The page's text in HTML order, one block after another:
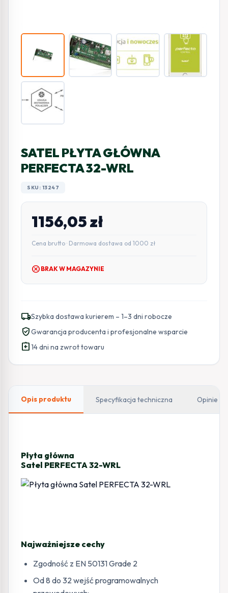
SATEL PŁYTA GŁÓWNA
PERFECTA 32-WRL
SKU: 13247
1156,05zł
Cena brutto · Darmowa dostawa od 1000 zł
cancel BRAK W MAGAZYNIE
local_shippingSzybka dostawa kurierem – 1–3 dni robocze
verified_userGwarancja producenta i profesjonalne wsparcie
assignment_return14 dni na zwrot towaru
Opis produktu Specyfikacja techniczna Opinie
Płyta główna
Satel PERFECTA 32-WRL
Najważniejsze cechy
Zgodność z EN 50131 Grade 2
Od 8 do 32 wejść programowalnych